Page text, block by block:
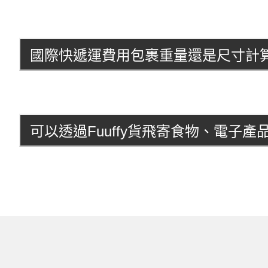
國際快遞運費用包裹重量還是尺寸計
可以透過Fuuffy貨飛寄食物、電子產